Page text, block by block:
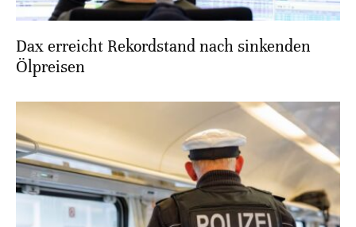
Dax erreicht Rekordstand nach sinkenden
Ölpreisen